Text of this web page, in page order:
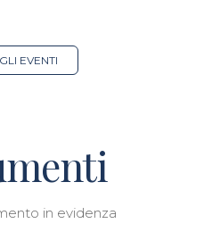
EVENTI
in evidenza